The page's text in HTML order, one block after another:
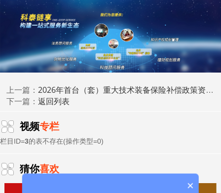
东)”网站失信惩戒黑名单企业的情形。
6.项目及申报奖励的固定资产投资未获得过省工业和信
息化领域财政资金的支持。
(二)测算项目推荐
业和信息化领域财政资金的支持，近3年未发生重大安全、
环保、质量事故，信用状况良好，无严重失信行为，近5年
为。项目申报至公示期满期间，经查询不属于环保信用评价
为“环保不良企业”、“信用中国(广东)”网站受惩戒黑名单企业
(GB/T4754-2017)“制造业”行业、立项和“十四五”期间实际完
成总投资须10亿元。
上一篇： 2026年首台（套）重大技术装备保险补偿政策资格审定和资金申请时间、条件要求、补助标准
下一篇：返回列表
视频专栏
栏目ID=3的表不存在(操作类型=0)
猜你喜欢
×